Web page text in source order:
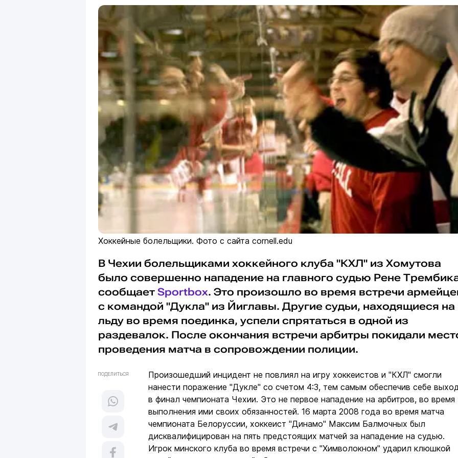
Хоккейные болельщики. Фото с сайта cornell.edu
В Чехии болельщиками хоккейного клуба "КХЛ" из Хомутова
было совершенно нападение на главного судью Рене
сообщает Sportbox. Это произошло во время встречи
с командой "Дукла" из Йиглавы. Другие судьи, находящиеся на
льду во время поединка, успели спрятаться в одной из
раздевалок. После окончания встречи арбитры покидали
проведения матча в сопровождении полиции.
ПОДЕЛИТЬСЯ
Произошедший инцидент не повлиял на игру хоккеистов и "КХЛ" смогли
нанести поражение "Дукле" со счетом 4:3, тем самым обеспечив себе
в финал чемпионата Чехии. Это не первое нападение на арбитров, во время
выполнения ими своих обязанностей. 16 марта 2008 года во время матча
чемпионата Белоруссии, хоккеист "Динамо" Максим Балмочных был
дисквалифицирован на пять предстоящих матчей за нападение на судью.
Игрок минского клуба во время встречи с "Химволокном" ударил клюшкой